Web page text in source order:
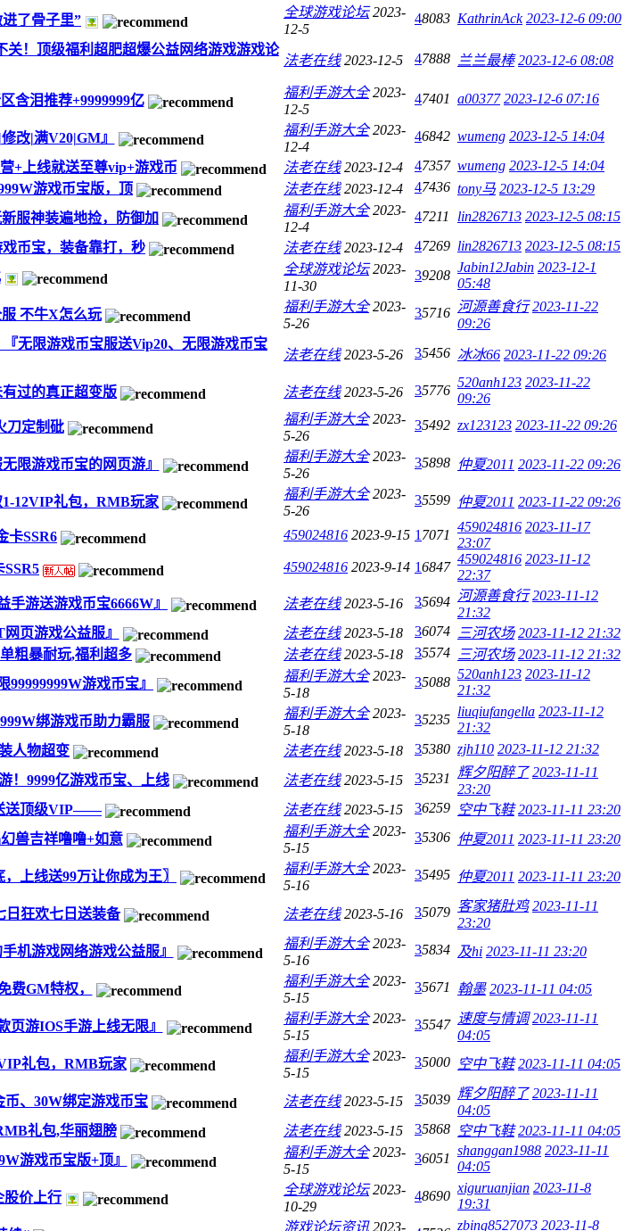
了骨子里”
全球游戏论坛 2023-
12-5
48083 KathrinAck 2023-12-6 09:00
！顶级福利超肥超爆公益网络游戏游戏论
法老在线 2023-12-5 47888 兰兰最棒 2023-12-6 08:08
含泪推荐+9999999亿
福利手游大全 2023-
12-5
47401 a00377 2023-12-6 07:16
改|满V20|GM』
福利手游大全 2023-
12-4
46842 wumeng 2023-12-5 14:04
+上线就送至尊vip+游戏币 法老在线 2023-12-4 47357 wumeng 2023-12-5 14:04
游戏币宝版，顶 法老在线 2023-12-4 47436 tony马 2023-12-5 13:29
服神装遍地捡，防御加
福利手游大全 2023-
12-4
47211 lin2826713 2023-12-5 08:15
币宝，装备靠打，秒 法老在线 2023-12-4 47269 lin2826713 2023-12-5 08:15
全球游戏论坛 2023-
11-30
39208
Jabin12Jabin 2023-12-1
05:48
不牛X怎么玩
福利手游大全 2023-
5-26
35716 河源善食行 2023-11-22
09:26
无限游戏币宝服送Vip20、无限游戏币宝
法老在线 2023-5-26 35456 冰冰66 2023-11-22 09:26
过的真正超变版 法老在线 2023-5-26 35776
520anh123 2023-11-22
09:26
刀定制砒
福利手游大全 2023-
5-26
35492 zx123123 2023-11-22 09:26
限游戏币宝的网页游』
福利手游大全 2023-
5-26
35898 仲夏2011 2023-11-22 09:26
12VIP礼包，RMB玩家
福利手游大全 2023-
5-26
35599 仲夏2011 2023-11-22 09:26
卡SSR6 459024816 2023-9-15 1 7071
459024816 2023-11-17
23:07
459024816 2023-9-14 16847
459024816 2023-11-12
22:37
游送游戏币宝6666W』 法老在线 2023-5-16 35694 河源善食行 2023-11-12
21:32
页游戏公益服』 法老在线 2023-5-18 36074 三河农场 2023-11-12 21:32
粗暴耐玩,福利超多 法老在线 2023-5-18 35574 三河农场 2023-11-12 21:32
游戏币宝』
福利手游大全 2023-
5-18
35088
520anh123 2023-11-12
21:32
绑游戏币助力霸服
福利手游大全 2023-
5-18
35235
liuqiufangella 2023-11-12
21:32
人物超变 法老在线 2023-5-18 35380 zjh110 2023-11-12 21:32
！9999亿游戏币宝、上线 法老在线 2023-5-15 35231 辉夕阳醉了 2023-11-11
23:20
送顶级VIP—— 法老在线 2023-5-15 36259 空中飞鞋 2023-11-11 23:20
兽吉祥噜噜+如意
福利手游大全 2023-
5-15
35306 仲夏2011 2023-11-11 23:20
上线送99万让你成为王〗
福利手游大全 2023-
5-16
35495 仲夏2011 2023-11-11 23:20
日狂欢七日送装备 法老在线 2023-5-16 35079 客家猪肚鸡 2023-11-11
23:20
机游戏网络游戏公益服』
福利手游大全 2023-
5-16
35834 及hi 2023-11-11 23:20
费GM特权，
福利手游大全 2023-
5-15
35671 翰墨 2023-11-11 04:05
游IOS手游上线无限』
福利手游大全 2023-
5-15
35547 速度与情调 2023-11-11
04:05
礼包，RMB玩家
福利手游大全 2023-
5-15
35000 空中飞鞋 2023-11-11 04:05
、30W绑定游戏币宝 法老在线 2023-5-15 35039 辉夕阳醉了 2023-11-11
04:05
礼包,华丽翅膀 法老在线 2023-5-15 35868 空中飞鞋 2023-11-11 04:05
游戏币宝版+顶』
福利手游大全 2023-
5-15
36051
shanggan1988 2023-11-11
04:05
股价上行
全球游戏论坛 2023-
10-29
48690
xiguruanjian 2023-11-8
19:31
游戏论坛资讯 2023- zbing8527073 2023-11-8